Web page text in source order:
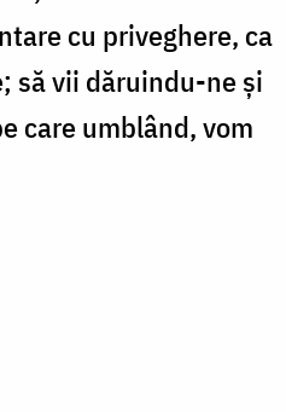
cu priveghere, ca
să vii dăruindu-ne şi
care umblând, vom